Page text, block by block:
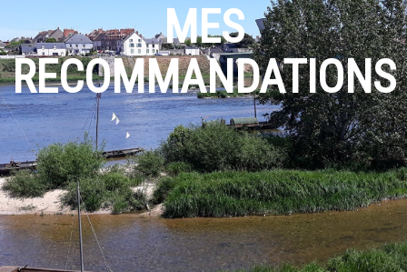
MES
RECOMMANDATIONS